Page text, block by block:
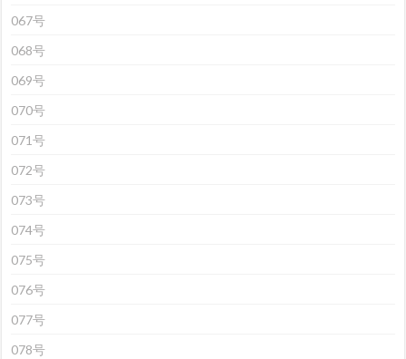
067号
068号
069号
070号
071号
072号
073号
074号
075号
076号
077号
078号